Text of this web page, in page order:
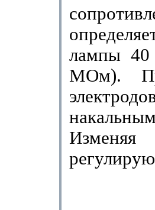
лампы 40
МОм).
Изменяя